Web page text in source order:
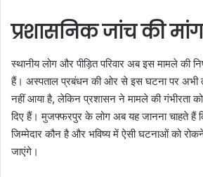
प्रशासनिक जांच की मांग
स्थानीय लोग और पीड़ित परिवार अब इस मामले की
हैं। अस्पताल प्रबंधन की ओर से इस घटना पर अभी
नहीं आया है, लेकिन प्रशासन ने मामले की
दिए हैं। मुजफ्फरपुर के लोग अब यह जानना चाहते हैं
जिम्मेदार कौन है और भविष्य में ऐसी घटनाओं को
जाएंगे।